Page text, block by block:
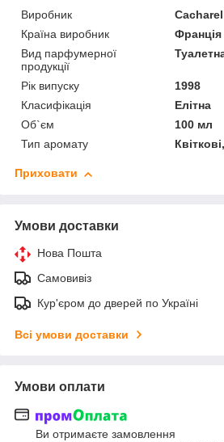
Виробник
Cacharel
Країна виробник
Франція
Вид парфумерної
продукції
Рік випуску
1998
Класифікація
Елітна
Об`єм
100 мл
Тип аромату
Приховати
Умови доставки
Нова Пошта
Самовивіз
Кур'єром до дверей по Україні
Всі умови доставки
Умови оплати
Ви отримаєте замовлення